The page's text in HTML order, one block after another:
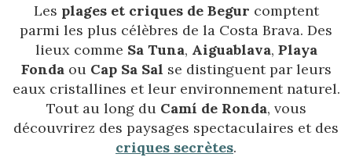
Les plages et criques de Begur comptent
parmi les plus célèbres de la Costa Brava. Des
lieux comme Sa Tuna, Aiguablava, Playa
Fonda ou Cap Sa Sal se distinguent par leurs
eaux cristallines et leur environnement naturel.
Tout au long du Camí de Ronda, vous
découvrirez des paysages spectaculaires et des
criques secrètes.